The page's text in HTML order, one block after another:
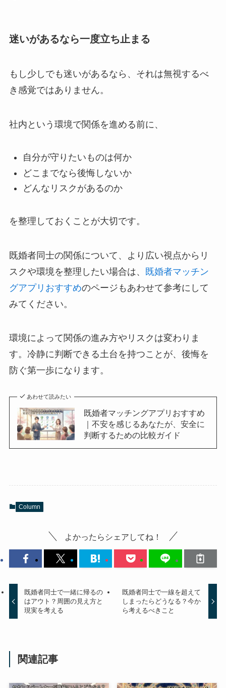
迷いがあるなら一度立ち止まる
もし少しでも迷いがあるなら、それは無視するべ
き感覚ではありません。
社内という環境で関係を進める前に、
自分が守りたいものは何か
どこまでなら後悔しないか
どんなリスクがあるのか
を整理しておくことが大切です。
既婚者同士の関係について、より広い視点からリ
スクや環境を整理したい場合は、
既婚者マッチン
グアプリおすすめのページもあわせて参考にして
みてください。
環境によって関係の進み方やリスクは変わりま
す。冷静に判断できる土台を持つことが、後悔を
防ぐ第一歩になります。
あわせて読みたい
既婚者マッチングアプリおすすめ
｜不安を感じるあなたが、安全に
判断するための比較ガイド
Column
よかったらシェアしてね！
既婚者同士で一緒に帰るの
はアウト？周囲の見え方と
現実を考える
既婚者同士で一線を超えて
しまったらどうなる？今か
ら考えるべきこと
関連記事